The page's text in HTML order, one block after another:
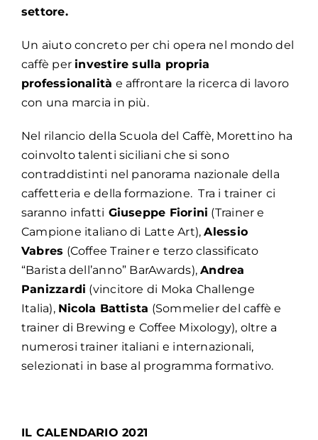
settore.
Un aiuto concreto per chi opera nel mondo del
caffè perinvestire sulla propria
professionalità e affrontare la ricerca di lavoro
con una marcia in più.
Nel rilancio della Scuola del Caffè, Morettino ha
coinvolto talenti siciliani che si sono
contraddistinti nel panorama nazionale della
caffetteria e della formazione. Tra i trainer ci
saranno infatti Giuseppe Fiorini (Trainer e
Campione italiano di Latte Art),Alessio
Vabres (Coffee Trainer e terzo classificato
“Barista dell’anno” BarAwards),Andrea
Panizzardi (vincitore di Moka Challenge
Italia), Nicola Battista (Sommelier del caffè e
trainer di Brewing e Coffee Mixology), oltre a
numerosi trainer italiani e internazionali,
selezionati in base al programma formativo.
IL CALENDARIO 2021